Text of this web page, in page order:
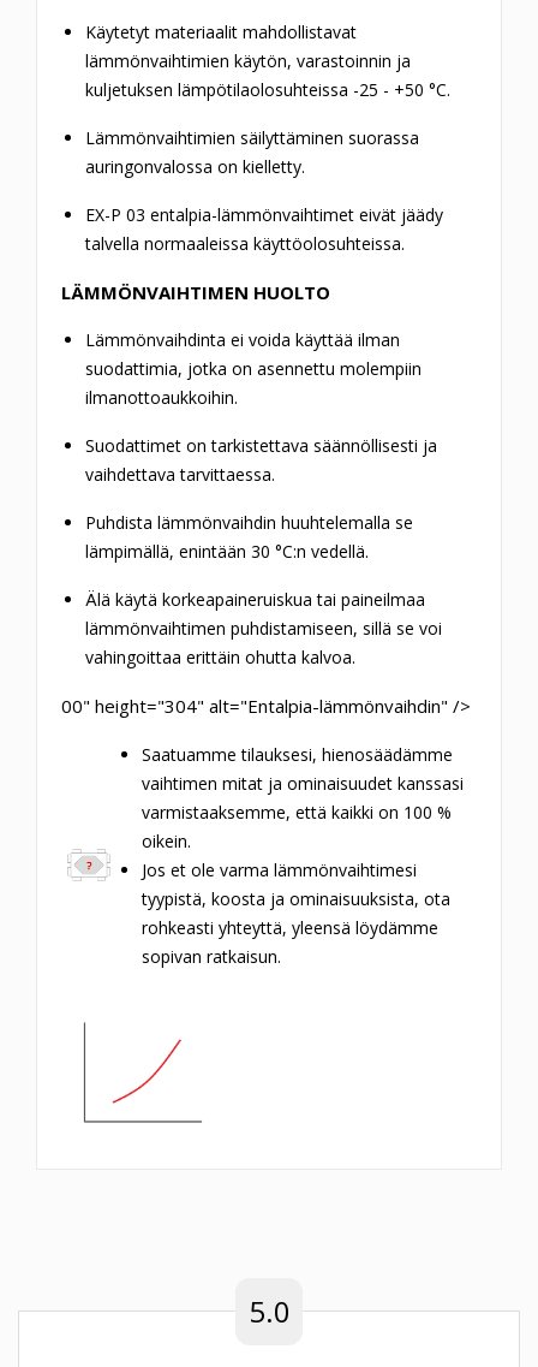
Käytetyt materiaalit mahdollistavat
lämmönvaihtimien käytön, varastoinnin ja
kuljetuksen lämpötilaolosuhteissa -25 - +50 °C.
Lämmönvaihtimien säilyttäminen suorassa
auringonvalossa on kielletty.
EX-P 03 entalpia-lämmönvaihtimet eivät jäädy
talvella normaaleissa käyttöolosuhteissa.
LÄMMÖNVAIHTIMEN HUOLTO
Lämmönvaihdinta ei voida käyttää ilman
suodattimia, jotka on asennettu molempiin
ilmanottoaukkoihin.
Suodattimet on tarkistettava säännöllisesti ja
vaihdettava tarvittaessa.
Puhdista lämmönvaihdin huuhtelemalla se
lämpimällä, enintään 30 °C:n vedellä.
Älä käytä korkeapaineruiskua tai paineilmaa
lämmönvaihtimen puhdistamiseen, sillä se voi
vahingoittaa erittäin ohutta kalvoa.
00" height="304" alt="Entalpia-lämmönvaihdin" />
Saatuamme tilauksesi, hienosäädämme
vaihtimen mitat ja ominaisuudet kanssasi
varmistaaksemme, että kaikki on 100 %
oikein.
Jos et ole varma lämmönvaihtimesi
tyypistä, koosta ja ominaisuuksista, ota
rohkeasti yhteyttä, yleensä löydämme
sopivan ratkaisun.
5.0